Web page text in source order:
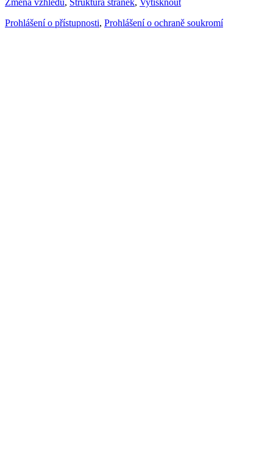
Změna vzhledu, Struktura stránek, Vytisknout
Prohlášení o přístupnosti, Prohlášení o ochraně soukromí